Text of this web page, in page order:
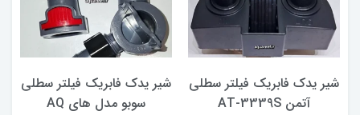
شیر یدک فابریک فیلتر سطلی
آتمن AT-3339S
شیر یدک فابریک فیلتر سطلی
سوبو مدل های AQ